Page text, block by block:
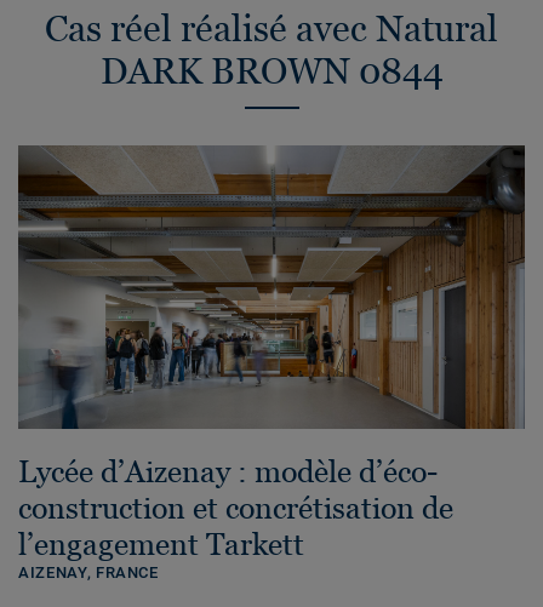
Cas réel réalisé avec Natural
DARK BROWN 0844
Lycée d’Aizenay : modèle d’éco-
construction et concrétisation de
l’engagement Tarkett
AIZENAY, FRANCE